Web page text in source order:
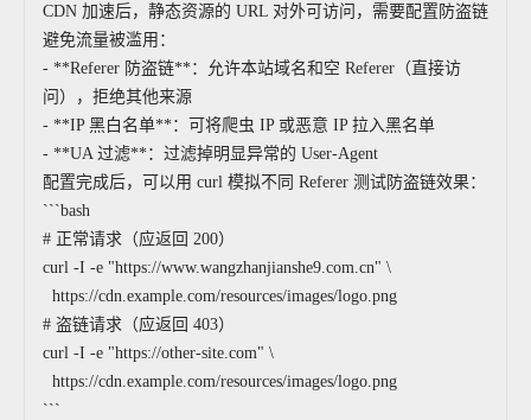
CDN 加速后，静态资源的 URL 对外可访问，需要配置防盗链
避免流量被滥用：
- **Referer 防盗链**：允许本站域名和空 Referer（直接访
问），拒绝其他来源
- **IP 黑白名单**：可将爬虫 IP 或恶意 IP 拉入黑名单
- **UA 过滤**：过滤掉明显异常的 User-Agent
配置完成后，可以用 curl 模拟不同 Referer 测试防盗链效果：
```bash
# 正常请求（应返回 200）
curl -I -e "https://www.wangzhanjianshe9.com.cn" \
https://cdn.example.com/resources/images/logo.png
# 盗链请求（应返回 403）
curl -I -e "https://other-site.com" \
https://cdn.example.com/resources/images/logo.png
```